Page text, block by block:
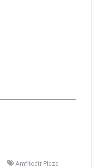
Amfiteátr Plaza